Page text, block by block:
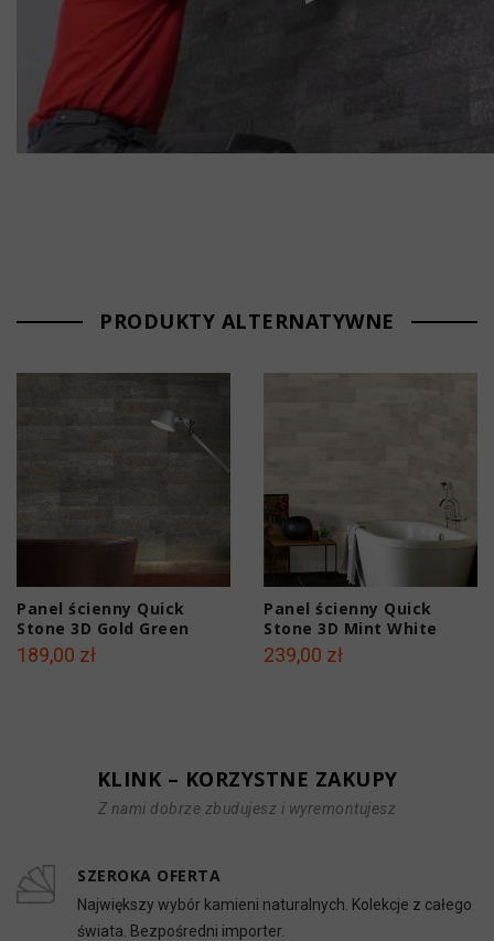
PRODUKTY ALTERNATYWNE
Panel ścienny Quick
Stone 3D Gold Green
60x15x0,2-0,4 cm
189,00 zł
Panel ścienny Quick
Stone 3D Mint White
60x15x0,2-0,4 cm
239,00 zł
KLINK – KORZYSTNE ZAKUPY
Z nami dobrze zbudujesz i wyremontujesz
SZEROKA OFERTA
Największy wybór kamieni naturalnych. Kolekcje z całego
świata. Bezpośredni importer.